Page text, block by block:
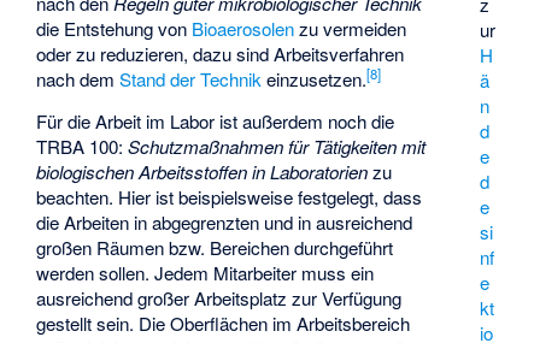
ur
H
ä
n
d
e
d
e
si
nf
e
kt
io
die Entstehung von Bioaerosolenzu vermeiden
oder zu reduzieren, dazu sind Arbeitsverfahren
nach demStand der Technik einzusetzen.[8]
Für die Arbeit im Labor ist außerdem noch die
TRBA 100:Schutzmaßnahmen für Tätigkeiten mit
biologischen Arbeitsstoffen in Laboratorienzu
beachten. Hier ist beispielsweise festgelegt, dass
die Arbeiten in abgegrenzten und in ausreichend
großen Räumen bzw. Bereichen durchgeführt
werden sollen. Jedem Mitarbeiter muss ein
ausreichend großer Arbeitsplatz zur Verfügung
gestellt sein. Die Oberflächen im Arbeitsbereich